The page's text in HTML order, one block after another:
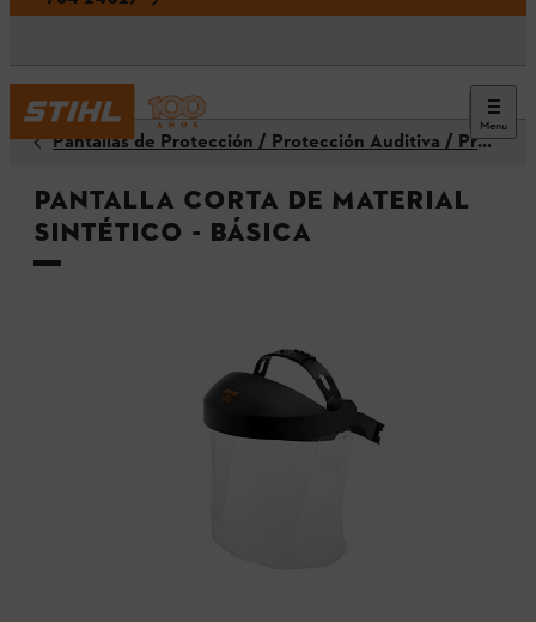
Menu
Pantallas de Protección / Protección Auditiva / Protectores para la Cabeza / Cascos
Pantalla corta de material
sintético - Básica